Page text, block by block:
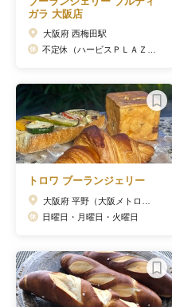
ガラ 大阪店
大阪府 西梅田駅
トロワ ブーランジェリー
日曜日・月曜日・火曜日